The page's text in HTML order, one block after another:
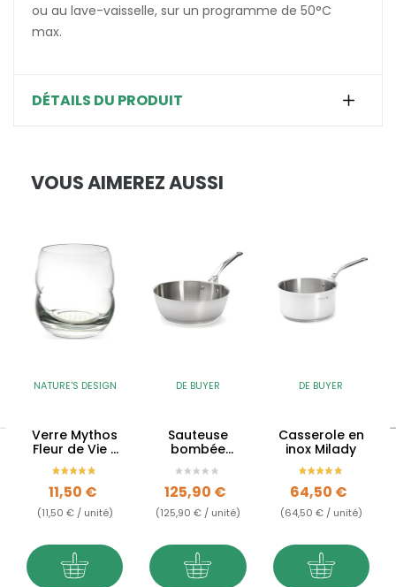
ou au lave-vaisselle, sur un programme de 50°C
max.
DÉTAILS DU PRODUIT
VOUS AIMEREZ AUSSI
NATURE'S DESIGN
Verre Mythos
Fleur de Vie -
250ml
Prix
11,50 €
(11,50 € / unité)
DE BUYER
Sauteuse
bombée
Milady en inox
Prix
125,90 €
(125,90 € / unité)
DE BUYER
Casserole en
inox Milady
Prix
64,50 €
(64,50 € / unité)